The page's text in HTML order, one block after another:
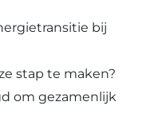
bij
stap te maken?
om gezamenlijk